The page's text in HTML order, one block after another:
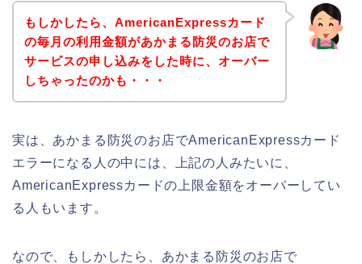
もしかしたら、AmericanExpressカード
の毎月の利用金額があかまる防災のお店で
サービスの申し込みをした時に、オーバー
しちゃったのかも・・・
実は、あかまる防災のお店でAmericanExpressカード
エラーになる人の中には、上記の人みたいに、
AmericanExpressカードの上限金額をオーバーしてい
る人もいます。
なので、もしかしたら、あかまる防災のお店で